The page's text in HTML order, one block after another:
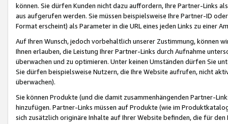
können. Sie dürfen Kunden nicht dazu auffordern, Ihre Partner-Links
aus aufgerufen werden. Sie müssen beispielsweise Ihre Partner-ID
Format erscheint) als Parameter in die URL eines jeden Links zu einer
Auf Ihren Wunsch, jedoch vorbehaltlich unserer Zustimmung, können
Ihnen erlauben, die Leistung Ihrer Partner-Links durch Aufnahme
überwachen und zu optimieren. Unter keinen Umständen dürfen Sie
Sie dürfen beispielsweise Nutzern, die Ihre Website aufrufen, nicht
überwachen).
Sie können Produkte (und die damit zusammenhängenden Partner-
hinzufügen. Partner-Links müssen auf Produkte (wie im
sich zusätzlich originäre Inhalte auf Ihrer Website befinden, die für